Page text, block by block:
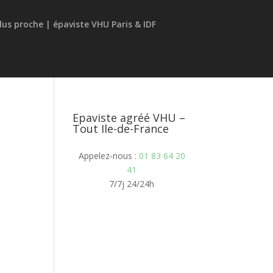
Epaviste agréé VHU –
Tout Ile-de-France
Appelez-nous : 01 83 64 20
41
7/7j 24/24h